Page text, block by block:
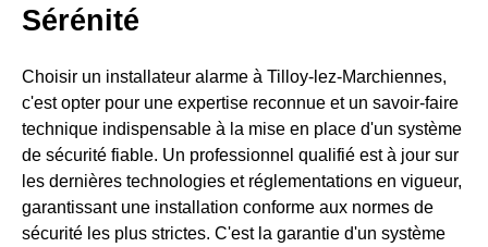
Sérénité
Choisir un installateur alarme à Tilloy-lez-Marchiennes,
c'est opter pour une expertise reconnue et un savoir-faire
technique indispensable à la mise en place d'un système
de sécurité fiable. Un professionnel qualifié est à jour sur
les dernières technologies et réglementations en vigueur,
garantissant une installation conforme aux normes de
sécurité les plus strictes. C'est la garantie d'un système